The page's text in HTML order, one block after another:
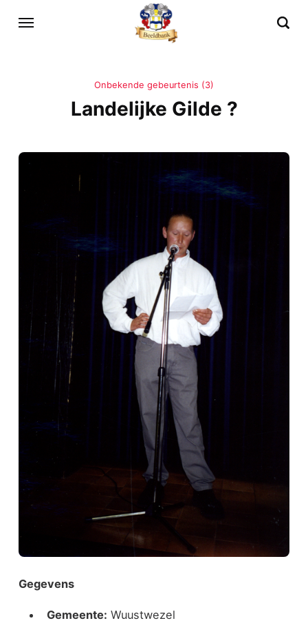
Onbekende gebeurtenis (3)
Landelijke Gilde ?
Gegevens
Gemeente: Wuustwezel